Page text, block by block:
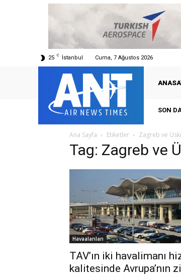
25 C İstanbul Cuma, 7 Ağustos 2026
SON
Ana Sayfa Etiketler Zagreb ve
Tag: Zagreb ve
Havaalanları
TAV’ın iki havalimanı
kalitesinde Avrupa’nın